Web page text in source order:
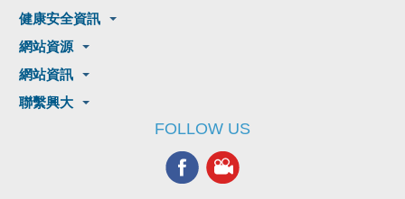
健康安全資訊
網站資源
網站資訊
聯繫興大
FOLLOW US